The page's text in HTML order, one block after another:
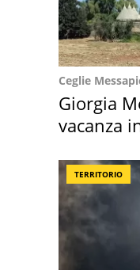
Ceglie
Giorgia
vacanza
TERRITORIO